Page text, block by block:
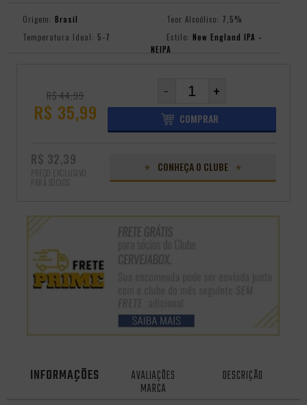
Origem: Brasil Teor Alcoólico: 7,5%
Temperatura Ideal: 5-7 Estilo: New England IPA -
NEIPA
R$ 44,99
R$ 35,99
- +
COMPRAR
R$ 32,39
PREÇO EXCLUSIVO
PARA SÓCIOS
CONHEÇA O CLUBE
INFORMAÇÕES AVALIAÇÕES DESCRIÇÃO
MARCA